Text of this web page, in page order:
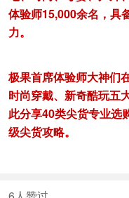
体验师15,000余名，具
力。
极果首席体验师大神们
时尚穿戴、新奇酷玩五
此分享40类尖货专业选
级尖货攻略。